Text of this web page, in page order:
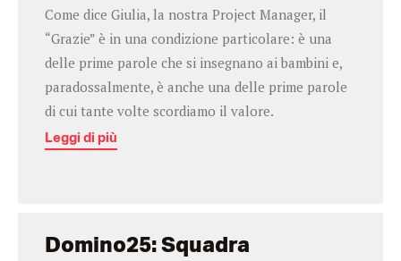
Come dice Giulia, la nostra Project Manager, il
“Grazie” è in una condizione particolare: è una
delle prime parole che si insegnano ai bambini e,
paradossalmente, è anche una delle prime parole
di cui tante volte scordiamo il valore.
Leggi di più
Domino25: Squadra